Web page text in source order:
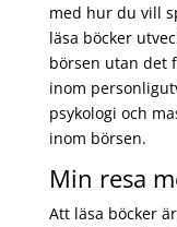
med hur du vill
läsa böcker
börsen utan det
inom
psykologi och
inom börsen.
Min resa
Att läsa böcker